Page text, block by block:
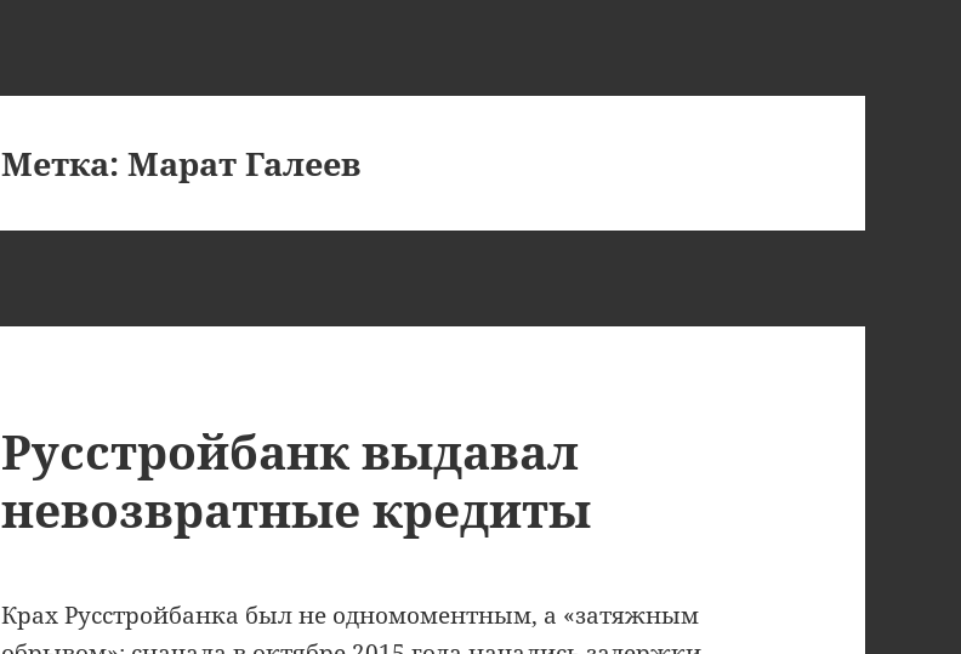
Метка:Марат Галеев
Русстройбанк выдавал
невозвратные кредиты
Крах Русстройбанка был не одномоментным, а «затяжным